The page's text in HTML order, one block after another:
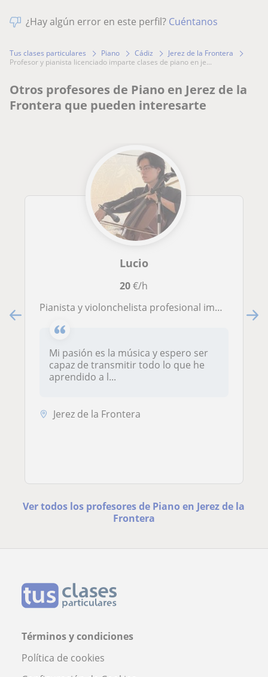
¿Hay algún error en este perfil? Cuéntanos
Tus clases particulares Piano Cádiz
Jerez de la Frontera
profesor y pianista licenciado imparte clases de piano en je...
Otros profesores de Piano en Jerez de la
Frontera que pueden interesarte
Lucio
20€/h
Pianista y violonchelista profesional imparte clases de forma presencial en Jerez de la Frontera
Mi pasión es la música y espero ser
capaz de transmitir todo lo que he
aprendido a l...
Jerez de la Frontera
Ver todos los profesores de Piano en Jerez de la
Frontera
Términos y condiciones
Política de cookies